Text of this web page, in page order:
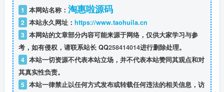
1 本网站名称： 淘惠啦源码
2 本站永久网址： https://www.taohuila.cn
3 本网站的文章部分内容可能来源于网络，仅供大家学习与参
考，如有侵权，请联系站长 QQ258414014进行删除处理。
4 本站一切资源不代表本站立场，并不代表本站赞同其观点和对
其真实性负责。
5 本站一律禁止以任何方式发布或转载任何违法的相关信息，访